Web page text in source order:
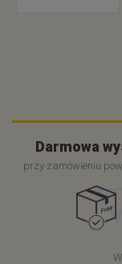
Darmowa
przy zamówieniu